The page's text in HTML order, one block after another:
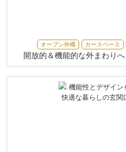
オープン外構 カースペース
開放的＆機能的な外まわり